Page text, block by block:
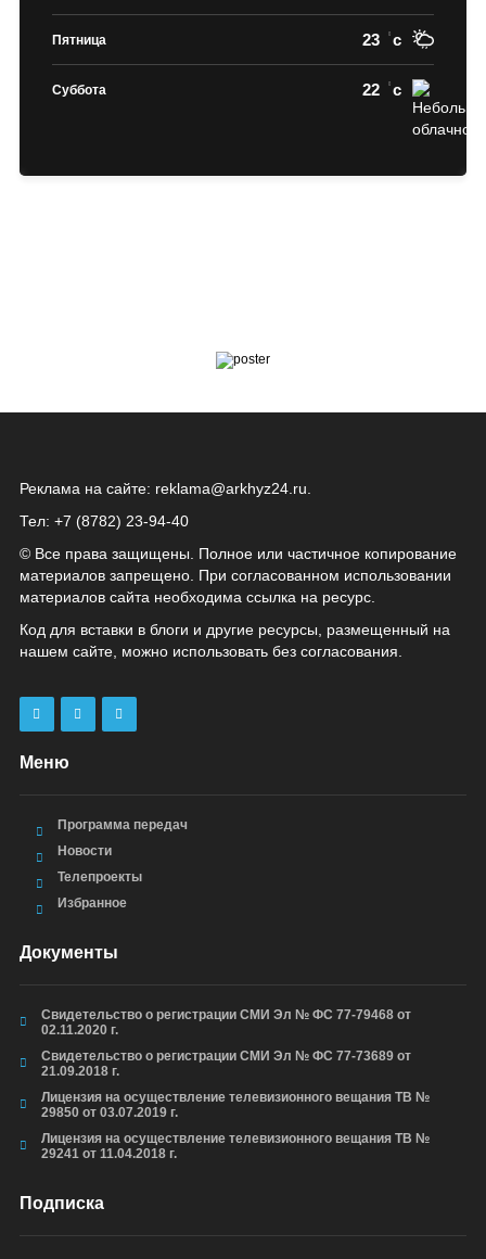
Пятница 23 c
Суббота 22 c
Реклама на сайте: reklama@arkhyz24.ru
Тел: +7 (8782) 23‑94‑40
© Все права защищены. Полное или частичное копирование
материалов запрещено. При согласованном использовании
материалов сайта необходима ссылка на ресурс.
Код для вставки в блоги и другие ресурсы, размещенный на
нашем сайте, можно использовать без согласования.
Меню
Программа передач
Новости
Телепроекты
Избранное
Документы
Свидетельство о регистрации СМИ Эл № ФС 77-79468 от
02.11.2020 г.
Свидетельство о регистрации СМИ Эл № ФС 77-73689 от
21.09.2018 г.
Лицензия на осуществление телевизионного вещания ТВ №
29850 от 03.07.2019 г.
Лицензия на осуществление телевизионного вещания ТВ №
29241 от 11.04.2018 г.
Подписка